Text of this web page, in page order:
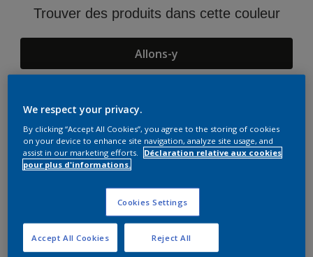
Trouver des produits dans cette couleur
Allons-y
Suggestions d'Harmonies
We respect your privacy.
By clicking “Accept All Cookies”, you agree to the storing of cookies
on your device to enhance site navigation, analyze site usage, and
assist in our marketing efforts.
Déclaration relative aux cookies
pour plus d'informations.
Cookies Settings
Reject All
Accept All Cookies